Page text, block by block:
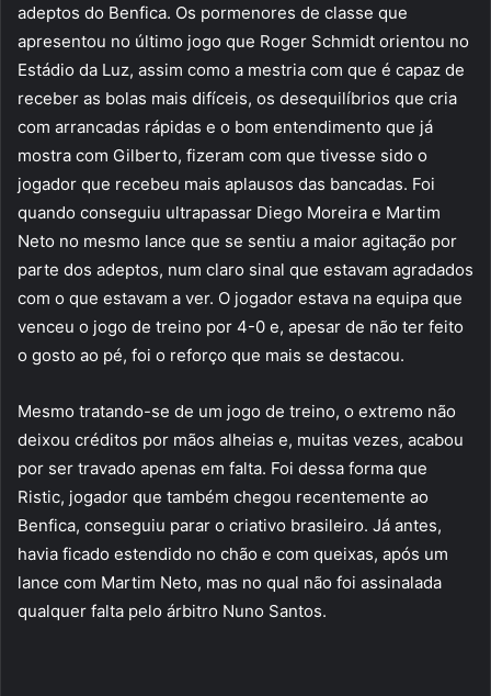
adeptos do Benfica. Os pormenores de classe que
apresentou no último jogo que Roger Schmidt orientou no
Estádio da Luz, assim como a mestria com que é capaz de
receber as bolas mais difíceis, os desequilíbrios que cria
com arrancadas rápidas e o bom entendimento que já
mostra com Gilberto, fizeram com que tivesse sido o
jogador que recebeu mais aplausos das bancadas. Foi
quando conseguiu ultrapassar Diego Moreira e Martim
Neto no mesmo lance que se sentiu a maior agitação por
parte dos adeptos, num claro sinal que estavam agradados
com o que estavam a ver. O jogador estava na equipa que
venceu o jogo de treino por 4-0 e, apesar de não ter feito
o gosto ao pé, foi o reforço que mais se destacou.
Mesmo tratando-se de um jogo de treino, o extremo não
deixou créditos por mãos alheias e, muitas vezes, acabou
por ser travado apenas em falta. Foi dessa forma que
Ristic, jogador que também chegou recentemente ao
Benfica, conseguiu parar o criativo brasileiro. Já antes,
havia ficado estendido no chão e com queixas, após um
lance com Martim Neto, mas no qual não foi assinalada
qualquer falta pelo árbitro Nuno Santos.